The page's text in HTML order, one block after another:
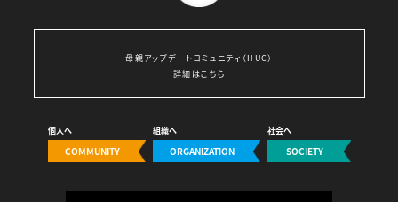
母親アップデートコミュニティ（HUC）
詳細はこちら
COMMUNITY
個人へ
ORGANIZATION
組織へ
SOCIETY
社会へ